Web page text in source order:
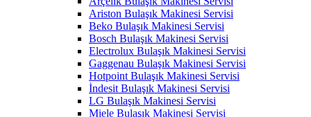
Ariston Bulaşık Makinesi Servisi
Beko Bulaşık Makinesi Servisi
Bosch Bulaşık Makinesi Servisi
Electrolux Bulaşık Makinesi Servisi
Gaggenau Bulaşık Makinesi Servisi
Hotpoint Bulaşık Makinesi Servisi
İndesit Bulaşık Makinesi Servisi
LG Bulaşık Makinesi Servisi
Miele Bulaşık Makinesi Servisi